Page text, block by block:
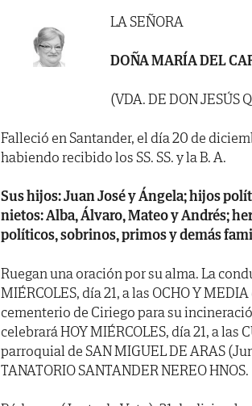
LA SEÑORA
DOÑA MARÍA DEL
(VDA. DE DON JESÚS
Falleció en Santander, el día 20 de
habiendo recibido los SS. SS. y la B. A.
Sus hijos: Juan José y Ángela; hijos
nietos: Alba, Álvaro, Mateo y Andrés;
políticos, sobrinos, primos y demás
Ruegan una oración por su alma. La
MIÉRCOLES, día 21, a las OCHO Y
cementerio de Ciriego para su
celebrará HOY MIÉRCOLES, día 21, a las
parroquial de SAN MIGUEL DE ARAS
TANATORIO SANTANDER NEREO